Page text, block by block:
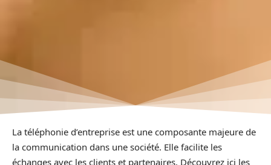
La téléphonie d’entreprise est une composante majeure de
la communication dans une société. Elle facilite les
échanges avec les clients et partenaires. Découvrez ici les